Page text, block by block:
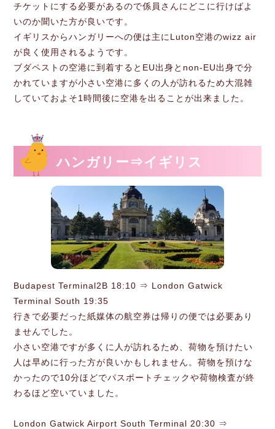
チケットにする必要があるので係員さんにどこに行けばよ
いのか聞いた方が良いです。
イギリスからハンガリーへの便は主にLuton空港のwizz air
が良く使用されるようです。
ブダペストの空港に到着するとEU出身とnon-EU出身で分
かれていますが小さい空港に多くの人が訪れるため大混雑
していておよそ1時間後に空港を出ることが出来ました。
ハンガリー⇒イギリス
Budapest Terminal2B 18:10 ⇒ London Gatwick
Terminal South 19:35
行きで必要だった紙媒体の航空券は帰りの便では必要あり
ませんでした。
小さい空港ですが多くに人が訪れるため、荷物を預けたい
人は早めに行った方が良いかもしれません。荷物を預けな
かったので10分ほどでパスポートチェックや荷物検査が終
わるほど空いていました。
London Gatwick Airport South Terminal 20:30 ⇒